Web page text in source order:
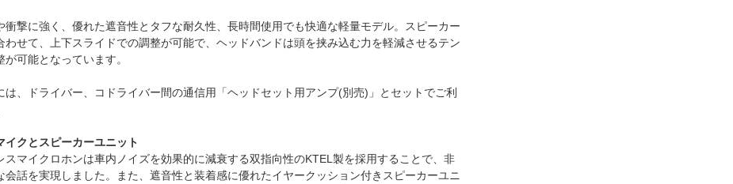
衝撃に強く、優れた遮音性とタフな耐久性、長時間使用でも快適な軽量モデル。スピーカー
わせて、上下スライドでの調整が可能で、ヘッドバンドは頭を挟み込む力を軽減させるテン
が可能となっています。
は、ドライバー、コドライバー間の通信用「ヘッドセット用アンプ(別売)」とセットでご利
イクとスピーカーユニット
スマイクロホンは車内ノイズを効果的に減衰する双指向性のKTEL製を採用することで、非
会話を実現しました。また、遮音性と装着感に優れたイヤークッション付きスピーカーユニ